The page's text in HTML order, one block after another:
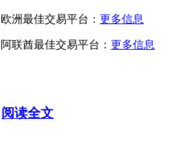
欧洲最佳交易平台： 更多信息
阿联酋最佳交易平台： 更多信息
阅读全文